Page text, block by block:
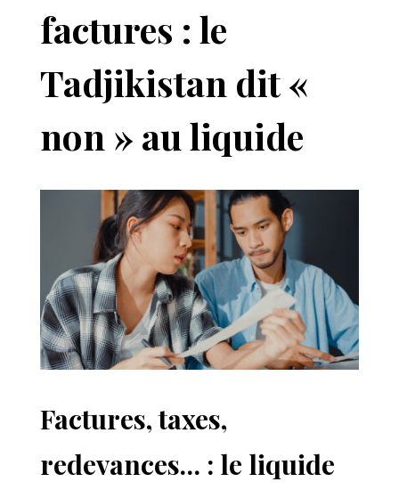
factures : le
Tadjikistan dit «
non » au liquide
Factures, taxes,
redevances… : le liquide